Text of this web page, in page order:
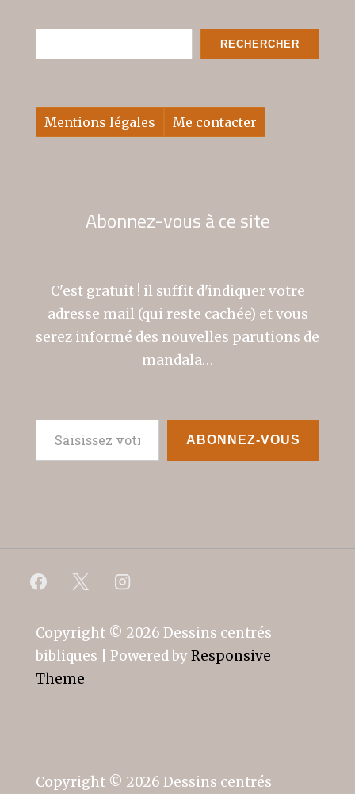
RechercherRECHERCHER
Mentions légales Me contacter
Abonnez-vous à ce site
C'est gratuit ! il suffit d'indiquer votre
adresse mail (qui reste cachée) et vous
serez informé des nouvelles parutions de
mandala…
Saisissez votre adresse e-mail…
ABONNEZ-VOUS
Copyright © 2026 Dessins centrés
bibliques
| Powered by Responsive
Theme
Copyright © 2026 Dessins centrés